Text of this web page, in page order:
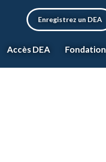
Enregistrez un DEA
Accès DEA Fondation